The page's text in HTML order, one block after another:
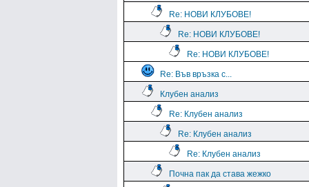
Re: НОВИ КЛУБОВЕ!
Re: НОВИ КЛУБОВЕ!
Re: НОВИ КЛУБОВЕ!
Re: Във връзка с...
Клубен анализ
Re: Клубен анализ
Re: Клубен анализ
Re: Клубен анализ
Почна пак да става жежко